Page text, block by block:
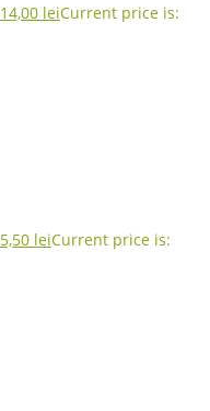
14,00 leiCurrent price is:
5,50 leiCurrent price is: